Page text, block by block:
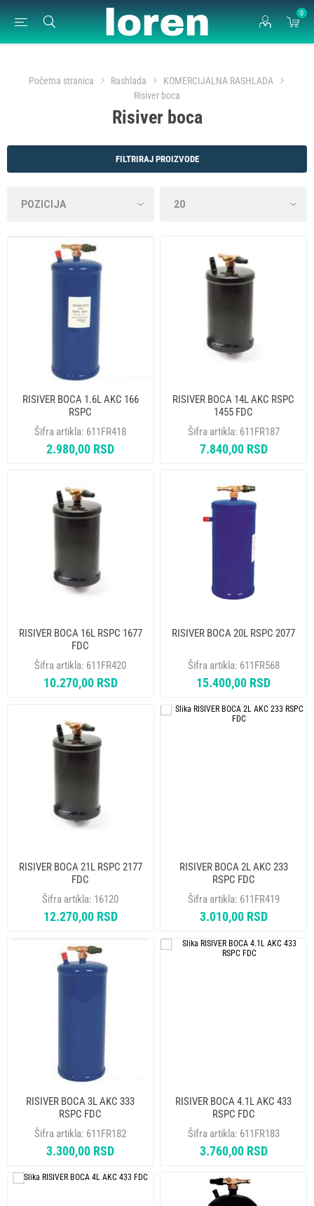
0
Početna stranica Rashlada
KOMERCIJALNA RASHLADA
Risiver boca
Risiver boca
FILTRIRAJ PROIZVODE
RISIVER BOCA 1.6L AKC 166
RSPC
Šifra artikla: 611FR418
2.980,00 RSD
RISIVER BOCA 14L AKC RSPC
1455 FDC
Šifra artikla: 611FR187
7.840,00 RSD
RISIVER BOCA 16L RSPC 1677
FDC
Šifra artikla: 611FR420
10.270,00 RSD
RISIVER BOCA 20L RSPC 2077
Šifra artikla: 611FR568
15.400,00 RSD
RISIVER BOCA 21L RSPC 2177
FDC
Šifra artikla: 16120
12.270,00 RSD
RISIVER BOCA 2L AKC 233
RSPC FDC
Šifra artikla: 611FR419
3.010,00 RSD
RISIVER BOCA 3L AKC 333
RSPC FDC
Šifra artikla: 611FR182
3.300,00 RSD
RISIVER BOCA 4.1L AKC 433
RSPC FDC
Šifra artikla: 611FR183
3.760,00 RSD